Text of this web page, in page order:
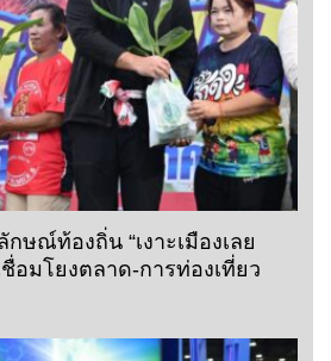
ษณ์ท้องถิ่น “เงาะเมืองเลย
ชื่อมโยงตลาด-การท่องเที่ยว